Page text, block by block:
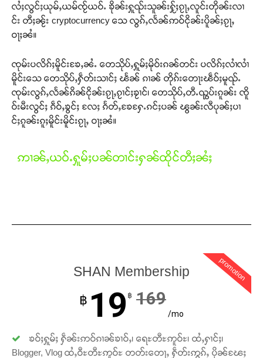
လႆႈလွင်ႈယုမ်ႇယမ်ၸႂ်ယဝ်ႉ ၶိုၼ်းႁူၺ်းသူၼ်းႁႂ်ႈၵႂႃႇလူင်းတိုၼ်းလၢ
င်း တီႈၼႂ်း cryptocurrency သေ လွၵ်ႇလႅၼ်ဢဝ်ငိုၼ်းပိူၼ်ႈၵႂႃႇ
ဝႃႈၼႆ။
ၸုမ်းပလိၵ်ႈမိူင်းၶႄႇၼႆႉ တေသိုပ်ႇႁူမ်ႈမိုဝ်းၵၼ်တင်း ပလိၵ်ႈလၢႆလၢႆ
မိူင်းသေ တေသိုပ်ႇႁဵတ်းသၢင်ႈ ၽႅၼ် ၵၢၼ် တိုၵ်းတေႃးၽဵဝ်ႈမူၺ်ႉ
ၸုမ်းလွၵ်ႇလႅၼ်ၵိၼ်ငိုၼ်းၵႂႃႇၵႂၢင်ႈၶႂၢင်၊ တေသိုပ်ႇတီႉၺွပ်းၵူၼ်း ၸိူ
ဝ်းမီးလွင်ႈ ၵဵဝ်ႇၶွင်ႈ လႄႈ ၵႅတ်ႇၶႄႁႄႉၵင်ႈပၼ် ၽွၼ်းလီပုၼ်ႈပၢ
င်ႈၵူၼ်းၵူႈမိူင်းမိူင်းၵႂႃႇ ဝႃႈၼႆ။
ဢၢၼ်ႇယဝ်ႉႁူမ်ႈပၼ်တၢင်းႁၼ်ထိုင်တီႈၼႆႈ
promotion
SHAN Membership
฿ 19 ฿ 169
/mo
ၶဝ်ႈႁူမ်ႈ ႁဵၼ်းဢဝ်ၵၢၼ်ၶၢဝ်ႇ၊ ရေႊတီႊဢူဝ်ႊ၊ ထႆႇႁၢင်ႈ၊
Blogger, Vlog ထႆႇဝီႊတီႊဢူဝ်ႊ တတ်းတေႃႇ ႁဵတ်းဢွၵ်ႇ ပိုၼ်ၽႄႈ